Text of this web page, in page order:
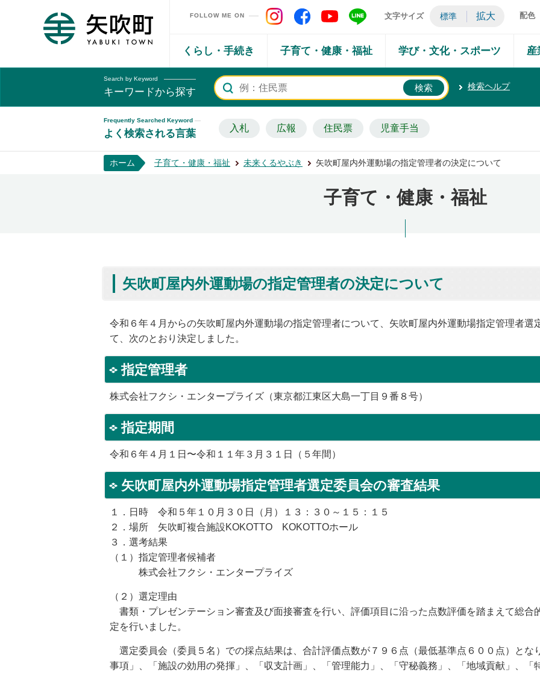
矢吹町ホームページ
FOLLOW ME ON 矢吹町 Instagram
矢吹町 Facebook
矢吹町 YouTube
矢吹町 LINE
文字サイズ 標準 拡大 配色
くらし・手続き 子育て・健康・福祉 学び・文化・スポーツ 産
Search by Keyword
キーワードから探す 検索ヘルプ
Frequently Searched Keyword
よく検索される言葉 入札 広報 住民票 児童手当
ホーム 子育て・健康・福祉 未来くるやぶき 矢吹町屋内外運動場の指定管理者の決定について
子育て・健康・福祉
矢吹町屋内外運動場の指定管理者の決定について
令和６年４月からの矢吹町屋内外運動場の指定管理者について、矢吹町屋内外運動場指定管理者選
て、次のとおり決定しました。
指定管理者
株式会社フクシ・エンタープライズ（東京都江東区大島一丁目９番８号）
指定期間
令和６年４月１日〜令和１１年３月３１日（５年間）
矢吹町屋内外運動場指定管理者選定委員会の審査結果
１．日時 令和５年１０月３０日（月）１３：３０～１５：１５
２．場所 矢吹町複合施設KOKOTTO KOKOTTOホール
３．選考結果
（１）指定管理者候補者
株式会社フクシ・エンタープライズ
（２）選定理由
書類・プレゼンテーション審査及び面接審査を行い、評価項目に沿った点数評価を踏まえて総合
定を行いました。
選定委員会（委員５名）での採点結果は、合計評価点数が７９６点（最低基準点６００点）とな
事項」、「施設の効用の発揮」、「収支計画」、「管理能力」、「守秘義務」、「地域貢献」、「